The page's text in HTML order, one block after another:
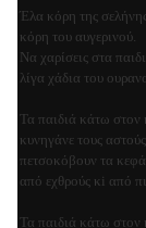
Έλα κόρη της σελήνης,
κόρη του αυγερινού.
Να χαρίσεις στα
λίγα χάδια του
Τα παιδιά κάτω στον
κυνηγάνε τους αστούς
πετσοκόβουν τα
από εχθρούς κi από
Τα παιδιά κάτω στον